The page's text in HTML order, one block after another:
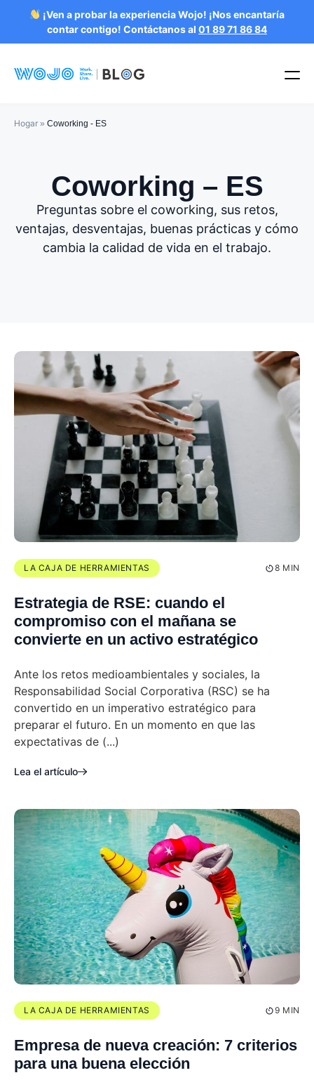
¡Ven a probar la experiencia Wojo! ¡Nos encantaría
contar contigo! Contáctanos al 01 89 71 86 84
Hogar » Coworking - ES
Coworking – ES
Preguntas sobre el coworking, sus retos,
ventajas, desventajas, buenas prácticas y cómo
cambia la calidad de vida en el trabajo.
LA CAJA DE HERRAMIENTAS 8 MIN
Estrategia de RSE: cuando el
compromiso con el mañana se
convierte en un activo estratégico
Ante los retos medioambientales y sociales, la
Responsabilidad Social Corporativa (RSC) se ha
convertido en un imperativo estratégico para
preparar el futuro. En un momento en que las
expectativas de (...)
Lea el artículo
LA CAJA DE HERRAMIENTAS 9 MIN
Empresa de nueva creación: 7 criterios
para una buena elección